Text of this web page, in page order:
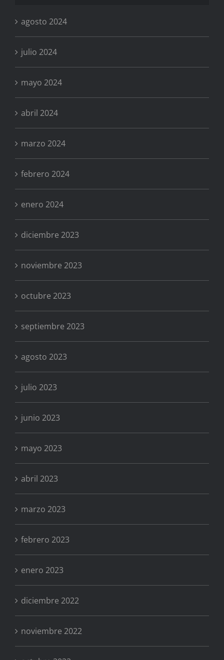
agosto 2024
julio 2024
mayo 2024
abril 2024
marzo 2024
febrero 2024
enero 2024
diciembre 2023
noviembre 2023
octubre 2023
septiembre 2023
agosto 2023
julio 2023
junio 2023
mayo 2023
abril 2023
marzo 2023
febrero 2023
enero 2023
diciembre 2022
noviembre 2022